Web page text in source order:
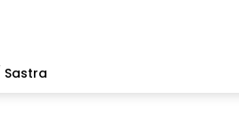
Sastra